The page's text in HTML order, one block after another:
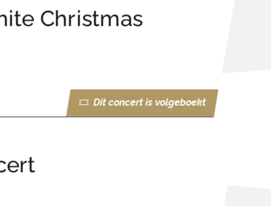
Christmas
Dit concert is volgeboekt